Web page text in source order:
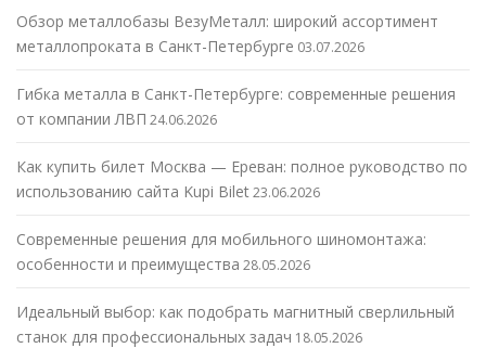
Обзор металлобазы ВезуМеталл: широкий ассортимент
металлопроката в Санкт-Петербурге 03.07.2026
Гибка металла в Санкт-Петербурге: современные решения
от компании ЛВП 24.06.2026
Как купить билет Москва — Ереван: полное руководство по
использованию сайта Kupi Bilet23.06.2026
Современные решения для мобильного шиномонтажа:
особенности и преимущества 28.05.2026
Идеальный выбор: как подобрать магнитный сверлильный
станок для профессиональных задач 18.05.2026